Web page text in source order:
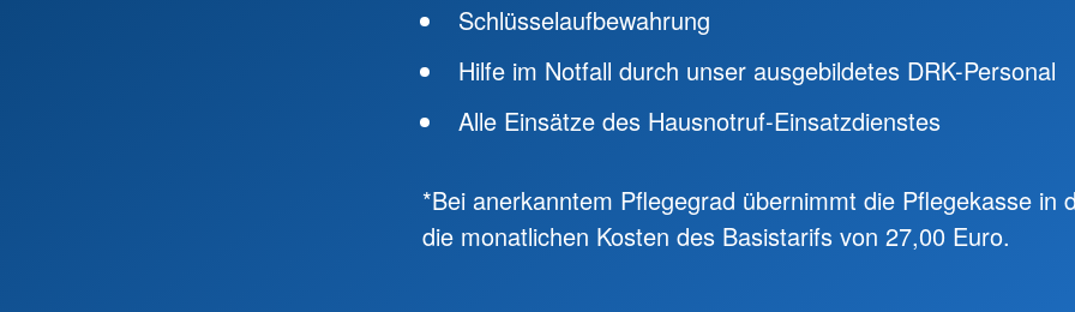
Schlüsselaufbewahrung
Hilfe im Notfall durch unser ausgebildetes DRK-Personal
Alle Einsätze des Hausnotruf-Einsatzdienstes
*Bei anerkanntem Pflegegrad übernimmt die Pflegekasse in
die monatlichen Kosten des Basistarifs von 27,00 Euro.